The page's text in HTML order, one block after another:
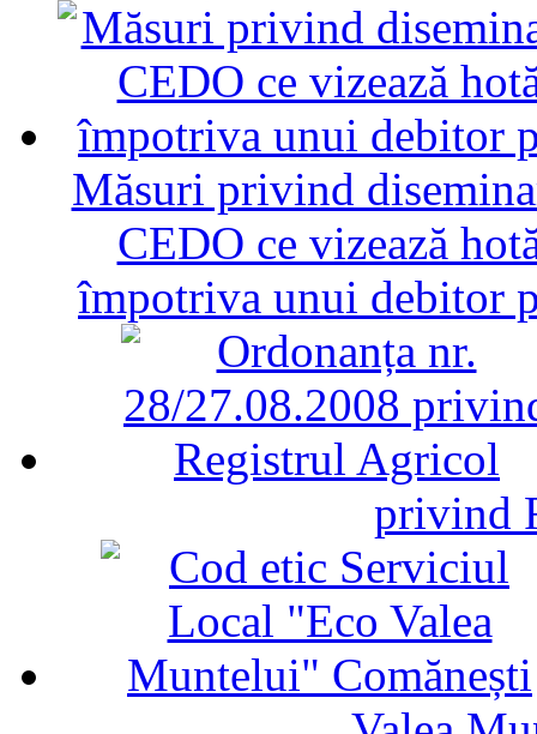
Măsuri privind
CEDO ce vizează
împotriva unui debitor
privind